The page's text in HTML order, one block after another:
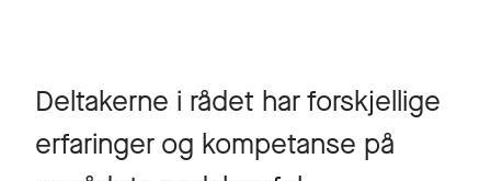
Deltakerne i rådet har forskjellige
erfaringer og kompetanse på